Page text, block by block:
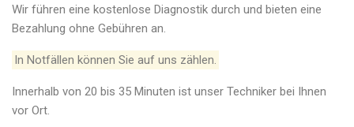
Wir führen eine kostenlose Diagnostik durch und bieten eine
Bezahlung ohne Gebühren an.
In Notfällen können Sie auf uns zählen.
Innerhalb von 20 bis 35 Minuten ist unser Techniker bei Ihnen
vor Ort.